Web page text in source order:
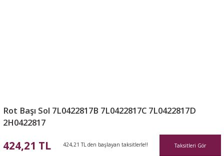
Rot Başı Sol 7L0422817B 7L0422817C 7L0422817D
2H0422817
424,21 TL 424,21 TL den başlayan taksitlerle!! Taksitleri Gör